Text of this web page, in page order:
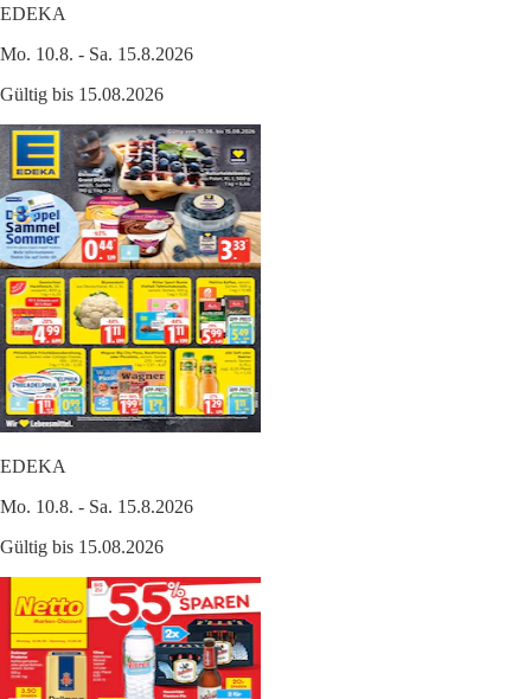
EDEKA
Mo. 10.8. - Sa. 15.8.2026
Gültig bis 15.08.2026
EDEKA
Mo. 10.8. - Sa. 15.8.2026
Gültig bis 15.08.2026